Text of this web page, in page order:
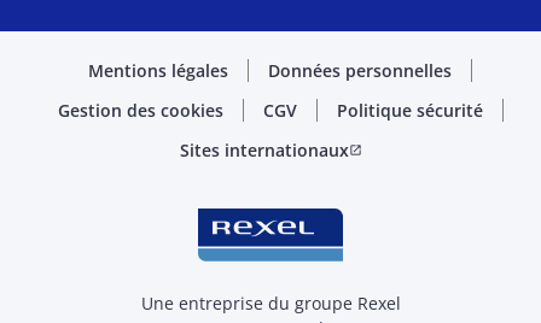
Mentions légales
Données personnelles
Gestion des cookies
CGV
Politique sécurité
Sites internationauxopen_in_new
Une entreprise du groupe Rexel